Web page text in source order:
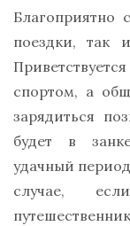
Благоприятно
поездки, так
спортом, а
зарядиться
будет в
удачный
случае,